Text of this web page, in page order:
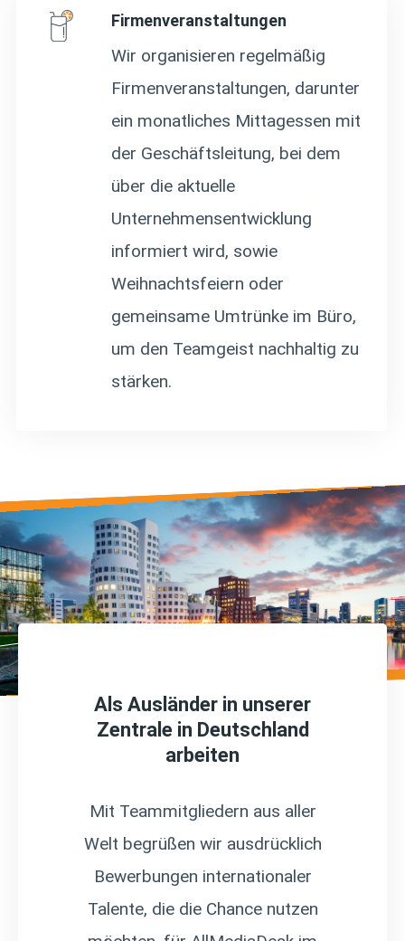
Firmenveranstaltungen
Wir organisieren regelmäßig
Firmenveranstaltungen, darunter
ein monatliches Mittagessen mit
der Geschäftsleitung, bei dem
über die aktuelle
Unternehmensentwicklung
informiert wird, sowie
Weihnachtsfeiern oder
gemeinsame Umtrünke im Büro,
um den Teamgeist nachhaltig zu
stärken.
Als Ausländer in unserer
Zentrale in Deutschland
arbeiten
Mit Teammitgliedern aus aller
Welt begrüßen wir ausdrücklich
Bewerbungen internationaler
Talente, die die Chance nutzen